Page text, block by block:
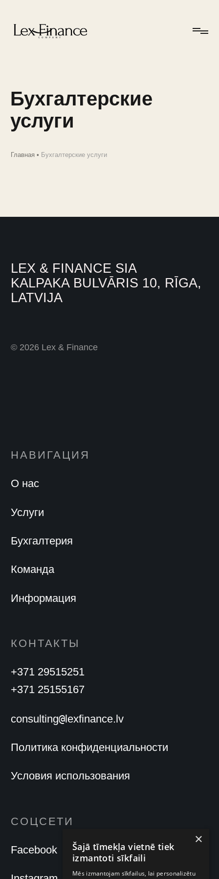
Бухгалтерские
услуги
Главная • Бухгалтерские услуги
LEX & FINANCE SIA
KALPAKA BULVĀRIS 10, RĪGA,
LATVIJA
© 2026 Lex & Finance
НАВИГАЦИЯ
О нас
Услуги
Бухгалтерия
Команда
Информация
КОНТАКТЫ
+371 29515251
+371 25155167
consulting@lexfinance.lv
Политика конфиденциальности
Условия использования
СОЦСЕТИ
Facebook
×
Šajā tīmekļa vietnē tiek
izmantoti sīkfaili
Mēs izmantojam sīkfailus, lai personalizētu